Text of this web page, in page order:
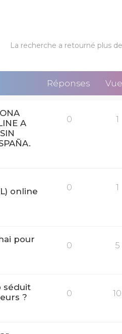
avancée
La recherche a retourné plus
Réponses
A
0 1
online
0 1
pour
0 5
séduit
?
0 10